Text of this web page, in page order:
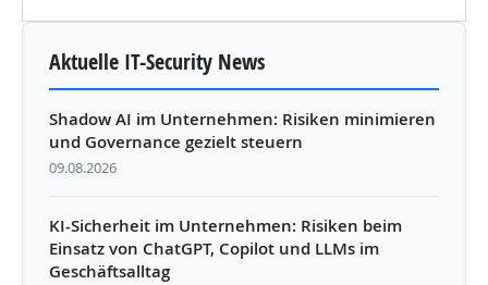
Aktuelle IT-Security News
Shadow AI im Unternehmen: Risiken minimieren
und Governance gezielt steuern
09.08.2026
KI-Sicherheit im Unternehmen: Risiken beim
Einsatz von ChatGPT, Copilot und LLMs im
Geschäftsalltag